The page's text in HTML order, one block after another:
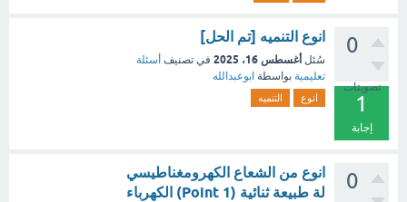
0
تصويتات
1
إجابة
انوع التنميه [تم الحل]
سُئل أغسطس 16، 2025 في تصنيف أسئلة
تعليمية بواسطة ابوعبدالله
انوع التنميه
0
انوع من الشعاع الكهرومغناطيسي
لة طبيعة ثنائية (1 Point) الكهرباء